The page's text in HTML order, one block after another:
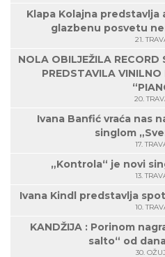
Klapa Kolajna predstavlja
glazbenu posvetu
21.
NOLA OBILJEŽILA RECORD
PREDSTAVILA
20.
Ivana Banfić vraća nas
singlom
17.
„Kontrola“ je novi
13.
Ivana Kindl predstavlja
10.
KANDŽIJA : Porinom
salto“ od
30.